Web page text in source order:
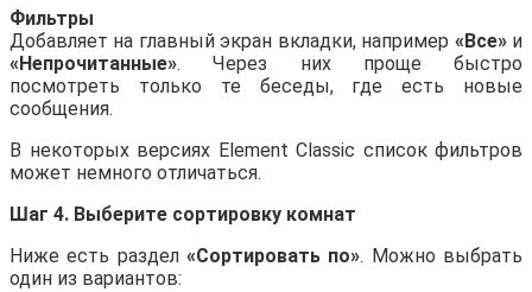
Фильтры
Добавляет на главный экран вкладки, например «Все»и
«Непрочитанные». Через них проще быстро
посмотреть только те беседы, где есть новые
сообщения.
В некоторых версиях Element Classic список фильтров
может немного отличаться.
Шаг 4. Выберите сортировку комнат
Ниже есть раздел «Сортировать по». Можно выбрать
один из вариантов: